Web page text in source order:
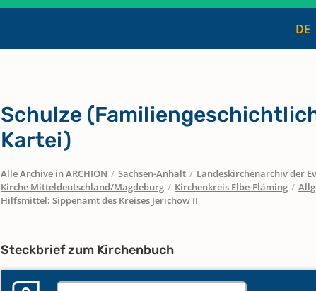
DE
Schulze
Kartei)
Alle Archive in ARCHION / Sachsen-Anhalt / Landeskirchenarchiv der
Kirche Mitteldeutschland/Magdeburg / Kirchenkreis Elbe-Fläming /
Hilfsmittel: Sippenamt des Kreises Jerichow II
Steckbrief zum Kirchenbuch